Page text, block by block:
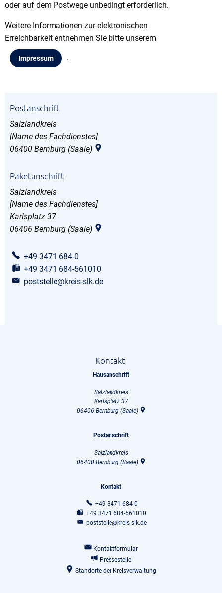
oder auf dem Postwege unbedingt erforderlich.
Weitere Informationen zur elektronischen
Erreichbarkeit entnehmen Sie bitte unserem
Impressum .
Postanschrift
Salzlandkreis
[Name des Fachdienstes]
06400 Bernburg (Saale)
Paketanschrift
Salzlandkreis
[Name des Fachdienstes]
Karlsplatz 37
06406 Bernburg (Saale)
+49 3471 684-0
+49 3471 684-561010
poststelle@kreis-slk.de
Kontakt
Hausanschrift
Salzlandkreis
Karlsplatz 37
06406 Bernburg (Saale)
Postanschrift
Salzlandkreis
06400 Bernburg (Saale)
Kontakt
+49 3471 684-0
+49 3471 684-561010
poststelle@kreis-slk.de
Kontaktformular
Pressestelle
Standorte der Kreisverwaltung